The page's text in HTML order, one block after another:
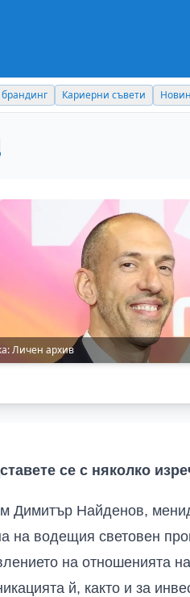
Кариерни съвети
Личен архив
се с няколко
Димитър Найденов,
на водещия световен
на отношенията
й, както и за